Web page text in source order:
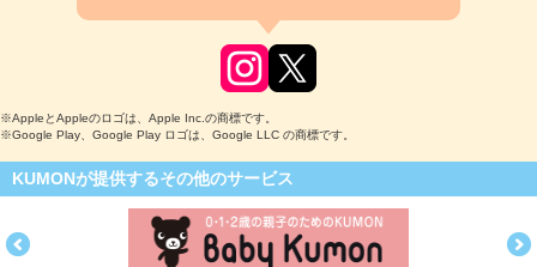
※AppleとAppleのロゴは、Apple Inc.の商標です。
※Google Play、Google Play ロゴは、Google LLC の商標です。
KUMONが提供するその他のサービス